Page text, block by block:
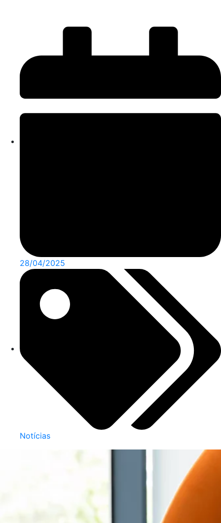
28/04/2025
Notícias